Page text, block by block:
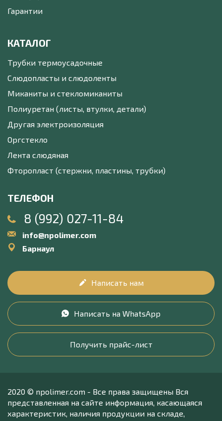
Гарантии
КАТАЛОГ
Трубки термоусадочные
Слюдопласты и слюдоленты
Миканиты и стекломиканиты
Полиуретан (листы, втулки, детали)
Другая электроизоляция
Оргстекло
Лента слюдяная
Фторопласт (стержни, пластины, трубки)
ТЕЛЕФОН
8 (992) 027-11-84
info@npolimer.com
Барнаул
Написать нам
Написать на WhatsApp
Получить прайс-лист
2020 © npolimer.com - Все права защищены Вся
представленная на сайте информация, касающаяся
характеристик, наличия продукции на складе,